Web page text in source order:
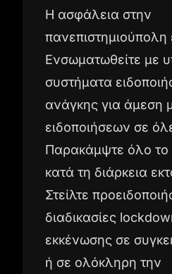
Η ασφάλεια στην
πανεπιστημιούπολη
Ενσωματωθείτε με
συστήματα
ανάγκης για άμεση
ειδοποιήσεων σε
Παρακάμψτε όλο το
κατά τη διάρκεια
Στείλτε
διαδικασίες
εκκένωσης σε
ή σε ολόκληρη την